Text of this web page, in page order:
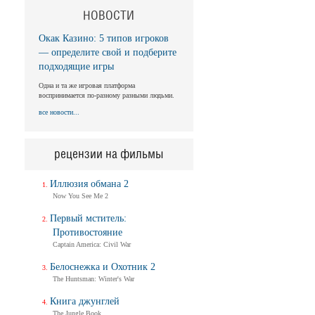
НОВОСТИ
Окак Казино: 5 типов игроков
— определите свой и подберите
подходящие игры
Одна и та же игровая платформа
воспринимается по-разному разными людьми.
все новости...
рецензии на фильмы
Иллюзия обмана 2
Now You See Me 2
Первый мститель:
Противостояние
Captain America: Civil War
Белоснежка и Охотник 2
The Huntsman: Winter's War
Книга джунглей
The Jungle Book